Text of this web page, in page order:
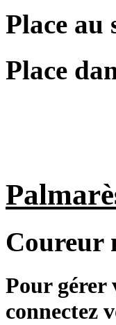
Place au
Place
Coureur
Pour gérer
connectez